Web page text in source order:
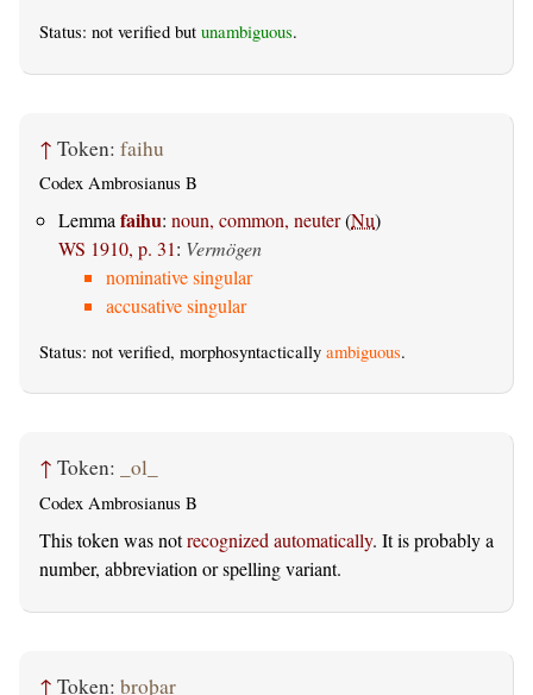
Status: not verified but unambiguous.
↑ Token: faihu
Codex Ambrosianus B
Lemma faihu: noun, common, neuter(Nu)
WS 1910, p. 31: Vermögen
nominative singular
accusative singular
Status: not verified, morphosyntactically ambiguous.
↑ Token: _ol_
Codex Ambrosianus B
This token was notrecognized automatically. It is probably a
number, abbreviation or spelling variant.
↑ Token: broþar